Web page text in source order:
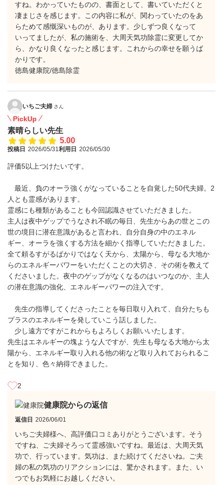
すね。わかっていたものの、書面として、書いていただくと
凄まじさを感じます。この内容に私が、関わっていたのをあ
らためて感慨深いものが、あります。少しずつ良くなって
いってましたが、私の施術を、大周天気功除霊に変更してか
ら、かなり良くなったと感じます。これからの幸せを願うば
かりです。
徳島健康院/徳島除霊
いちご夫婦 さん
PickUp
素晴らしい先生
5.00
投稿日 2026/05/31利用日 2026/05/30
評価5以上つけたいです。
最近、負のオーラ強くがなっていることを自覚した50代夫婦。2
人とも霊感があります。
霊感にも種類があることも今回認識させていただきました。
主人は夜中ゲップでうなされ不眠の毎日、先生からあの世とこの
世の境目に潜在意識があると言われ、自分自身の中のエネル
ギー、オーラを強くする方法を細かく指導していただきました。
全て頼るすがるばかりではなく天から、太陽から、母なる大地か
らのエネルギーパワーをいただくことの大切さ、その術を教えて
くださいました。夜中のゲップがなくなるのはいつなのか、主人
の潜在意識の強化、エネルギーパワーの注入です。
先生の指導してくださったことを毎日取り入れて、自分たちも
プラスのエネルギーを発していこう話しました。
少し遠方ですがこれからもよろしくお願いいたします。
先生はエネルギーの塊ような人ですが、先生も母なる大地から太
陽から、エネルギー取り入れる他の術など取り入れておられるこ
とを知り、色々納得できました。
2
健康院からの返信
返信日 2026/06/01
いちご夫婦様へ、高評価口コミありがとうございます。そう
ですね、ご夫婦そろって霊感強いですね。最近は、大周天気
功で、行っています。気功は、また続けてくださいね。ご夫
婦の私の気功のリアクションには、驚かされます。また、い
つでもお気軽にお越しください。